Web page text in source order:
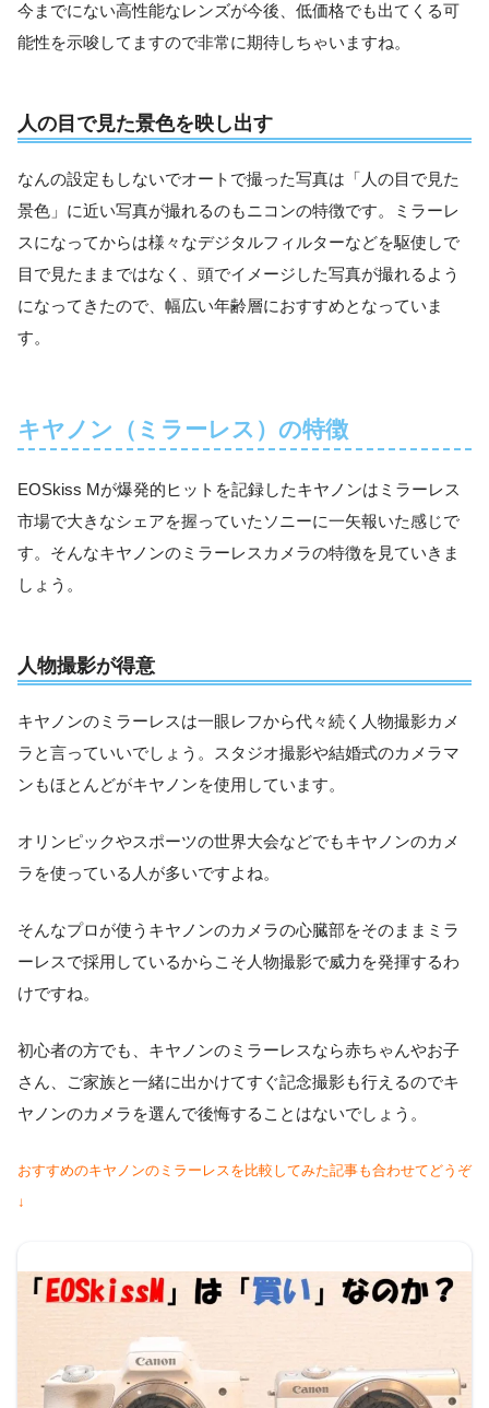
今までにない高性能なレンズが今後、低価格でも出てくる可
能性を示唆してますので非常に期待しちゃいますね。
人の目で見た景色を映し出す
なんの設定もしないでオートで撮った写真は「人の目で見た
景色」に近い写真が撮れるのもニコンの特徴です。ミラーレ
スになってからは様々なデジタルフィルターなどを駆使しで
目で見たままではなく、頭でイメージした写真が撮れるよう
になってきたので、幅広い年齢層におすすめとなっていま
す。
キヤノン（ミラーレス）の特徴
EOSkiss Mが爆発的ヒットを記録したキヤノンはミラーレス
市場で大きなシェアを握っていたソニーに一矢報いた感じで
す。そんなキヤノンのミラーレスカメラの特徴を見ていきま
しょう。
人物撮影が得意
キヤノンのミラーレスは一眼レフから代々続く人物撮影カメ
ラと言っていいでしょう。スタジオ撮影や結婚式のカメラマ
ンもほとんどがキヤノンを使用しています。
オリンピックやスポーツの世界大会などでもキヤノンのカメ
ラを使っている人が多いですよね。
そんなプロが使うキヤノンのカメラの心臓部をそのままミラ
ーレスで採用しているからこそ人物撮影で威力を発揮するわ
けですね。
初心者の方でも、キヤノンのミラーレスなら赤ちゃんやお子
さん、ご家族と一緒に出かけてすぐ記念撮影も行えるのでキ
ヤノンのカメラを選んで後悔することはないでしょう。
おすすめのキヤノンのミラーレスを比較してみた記事も合わせてどうぞ
↓